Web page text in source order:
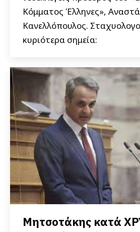
Κόμματος Έλληνες»,
Κανελλόπουλος.
κυριότερα σημεία:
Μητσοτάκης κατά